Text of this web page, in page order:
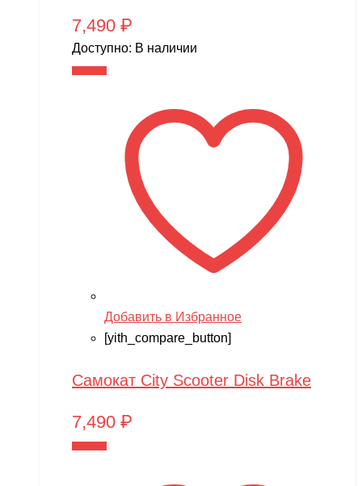
7,490 ₽
Доступно: В наличии
Добавить в Избранное
[yith_compare_button]
Самокат City Scooter Disk Brake
7,490 ₽